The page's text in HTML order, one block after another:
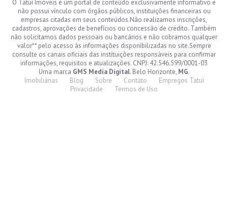
O Tatuí Imóveis é um portal de conteúdo exclusivamente informativo e
não possui vínculo com órgãos públicos, instituições financeiras ou
empresas citadas em seus conteúdos.Não realizamos inscrições,
cadastros, aprovações de benefícios ou concessão de crédito. Também
não solicitamos dados pessoais ou bancários e não cobramos qualquer
valor** pelo acesso às informações disponibilizadas no site.Sempre
consulte os canais oficiais das instituições responsáveis para confirmar
informações, requisitos e atualizações. CNPJ: 42.546.599/0001-03
Uma marca GMS Media Digital. Belo Horizonte, MG.
Imobiliárias
Blog Sobre Contato
Empregos Tatuí
Privacidade
Termos de Uso